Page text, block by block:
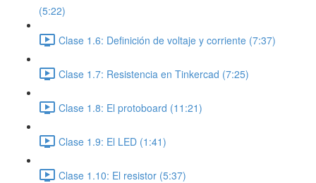
(5:22)
Clase 1.6: Definición de voltaje y corriente (7:37)
Clase 1.7: Resistencia en Tinkercad (7:25)
Clase 1.8: El protoboard (11:21)
Clase 1.9: El LED (1:41)
Clase 1.10: El resistor (5:37)